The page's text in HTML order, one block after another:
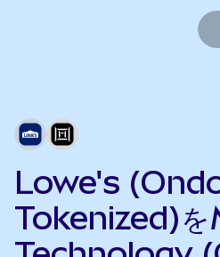
Lowe's
Tokenized)